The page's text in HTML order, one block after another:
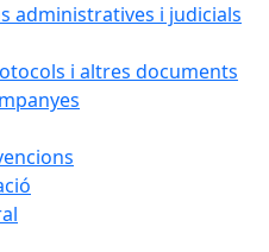
administratives i judicials
i altres documents